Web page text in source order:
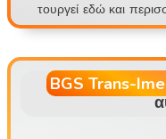
τουργεί εδώ και περισσότερα από 15 χρόνια , αναζητούμε ο
δηγό φορτηγού με κοντέινερ για καθημερινή
σπίτι ή εβδομαδιαίο πρόγραμμα εργασίας . 💰 Τι προσφέρου
με: • Δυνατότητα αποδοχών 30.000 – 40.000 Ft/ημέρα • Σύ
στημα πριμ με βάση τις διαδρομές
BGS Trans-